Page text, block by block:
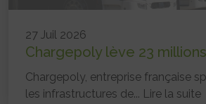
27 Juil 2026
Chargepoly lève 23
Chargepoly, entreprise française
les infrastructures de... Lire la suite